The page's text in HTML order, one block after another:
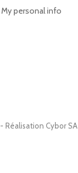
Réalisation Cybor SA
My personal info